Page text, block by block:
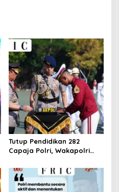
Tutup Pendidikan 282
Capaja Polri, Wakapolri